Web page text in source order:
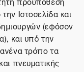
Ιστοσελίδα και
(εφόσον
και υπό την
τρόπο τα
πνευματικής